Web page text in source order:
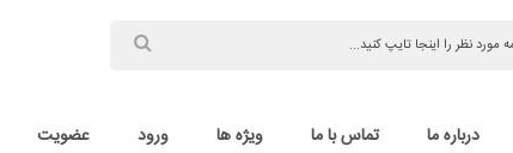
درباره ما تماس با ما ویژه ها ورود عضویت